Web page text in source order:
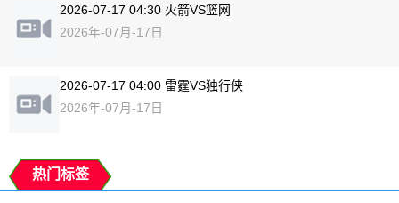
2026-07-17 04:30 火箭VS篮网
2026年-07月-17日
2026-07-17 04:00 雷霆VS独行侠
2026年-07月-17日
热门标签